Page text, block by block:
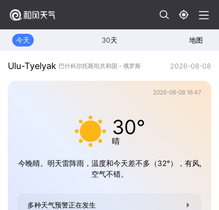
今天 30天 地图
Ulu-Tyelyak 巴什科尔托斯坦共和国 - 俄罗斯 2026-08-08
2026-08-08 16:47
30°
晴
今晚晴。明天雷阵雨，温度和今天差不多（32°），有风,
空气不错。
多种天气预警正在发生